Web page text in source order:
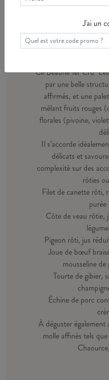
Accord
Ce Beaune 1er Cru
par une belle
affirmés, et une
mêlant fruits rouges
florales (pivoine,
Il s’accorde
délicats et
complexité sur des
rôties
Filet de canette rôti,
purée
Côte de veau rôtie,
Pigeon rôti, jus
Joue de bœuf
mousseline
Tourte de gibier,
Échine de porc
À déguster également
molle affinés tels
J'ai un